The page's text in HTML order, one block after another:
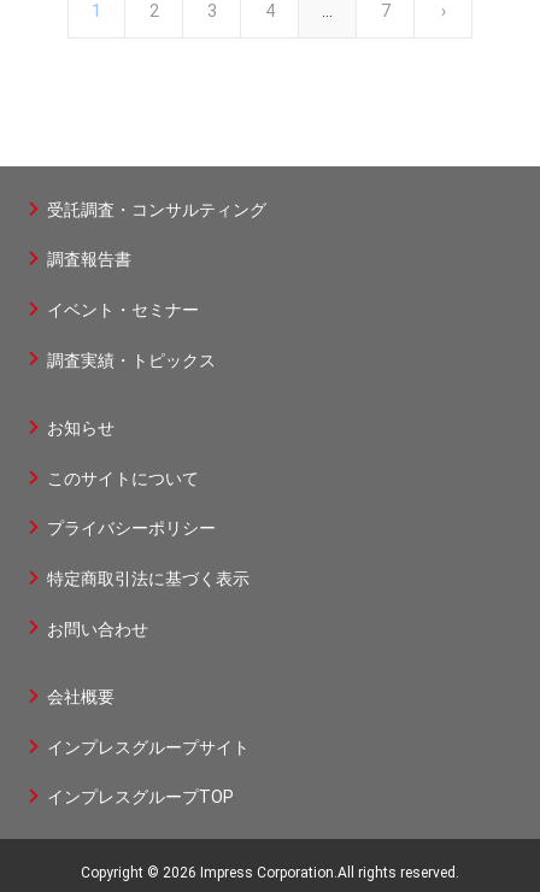
カ
ー
ジ
1 ペ
2 ペ
3 ペ
4 最
7 次
›
ッ
タ
1
受託調査・コンサルティング
調査報告書
イベント・セミナー
調査実績・トピックス
ッ
タ
2
お知らせ
このサイトについて
プライバシーポリシー
特定商取引法に基づく表示
お問い合わせ
ッ
タ
会社概要
インプレスグループサイト
インプレスグループTOP
Copyright © 2026 Impress Corporation.All rights reserved.